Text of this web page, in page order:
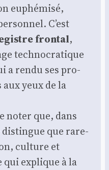
euphé­mi­sé,
C’est
fron­tal,
tech­no­cra­tique
a ren­du ses pro­
yeux de la
noter que, dans
dis­tingue que rare­
culture et
explique à la